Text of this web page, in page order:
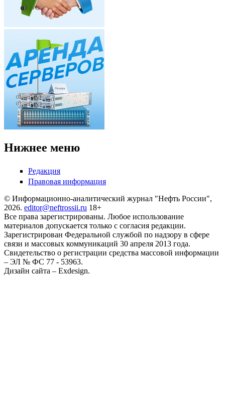
Нижнее меню
Редакция
Правовая информация
© Информационно-аналитический журнал "Нефть России",
2026. editor@neftrossii.ru 18+
Все права зарегистрированы. Любое использование
материалов допускается только с согласия редакции.
Зарегистрирован Федеральной службой по надзору в сфере
связи и массовых коммуникаций 30 апреля 2013 года.
Свидетельство о регистрации средства массовой информации
– ЭЛ № ФС 77 - 53963.
Дизайн сайта – Exdesign.